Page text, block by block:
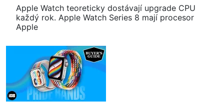
Apple Watch teoreticky dostávají upgrade CPU
každý rok. Apple Watch Series 8 mají procesor
Apple